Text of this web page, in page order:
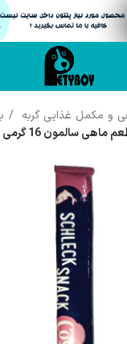
و مکمل غذایی گربه
سالمون 16 گرمی